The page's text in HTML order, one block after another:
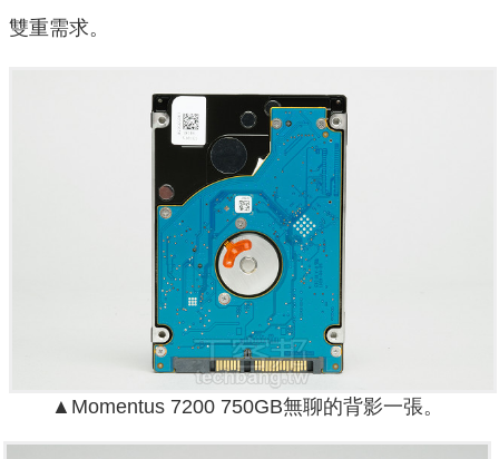
雙重需求。
▲Momentus 7200 750GB無聊的背影一張。